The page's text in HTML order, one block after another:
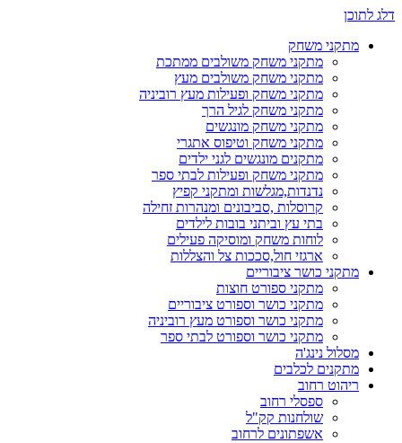
דלג לתוכן
מתקני משחק
מתקני משחק משולבים ממתכת
מתקני משחק משולבים מעץ
מתקני משחק ופעילות מעץ רוביניה
מתקני משחק לגיל הרך
מתקני משחק מונגשים
מתקני משחק וטיפוס אתגרי
מתקנים מונגשים לגני ילדים
מתקני משחק ופעילות לבתי ספר
נדנדות,מגלשות ומתקני קפיץ
קרוסלות ,סביבונים ומנהרות זחילה
בתי עץ וביתני בובות לילדים
לוחות משחק ומוסיקה פעילים
ארגזי חול,סככות צל והצללות
מתקני כושר ציבוריים
מתקני ספורט חוצות
מתקני כושר וספורט ציבוריים
מתקני כושר וספורט מעץ רוביניה
מתקני כושר וספורט לבתי ספר
מסלול נינג'ה
מתקנים לכלבים
ריהוט רחוב
ספסלי רחוב
שולחנות קק"ל
אשפתונים לרחוב